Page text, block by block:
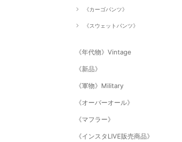
《カーゴパンツ》
《スウェットパンツ》
《年代物》Vintage
《新品》
《軍物》Military
《オーバーオール》
《マフラー》
《インスタLIVE販売商品》